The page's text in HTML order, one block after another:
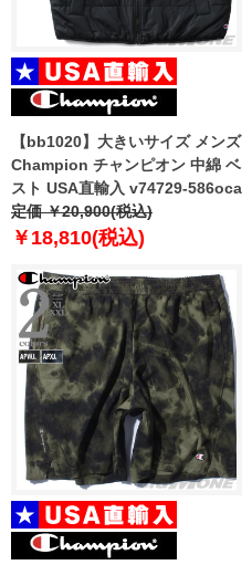
【bb1020】大きいサイズ メンズ
Champion チャンピオン 中綿 ベ
スト USA直輸入 v74729-586oca
定価 ￥20,900(税込)
￥18,810(税込)